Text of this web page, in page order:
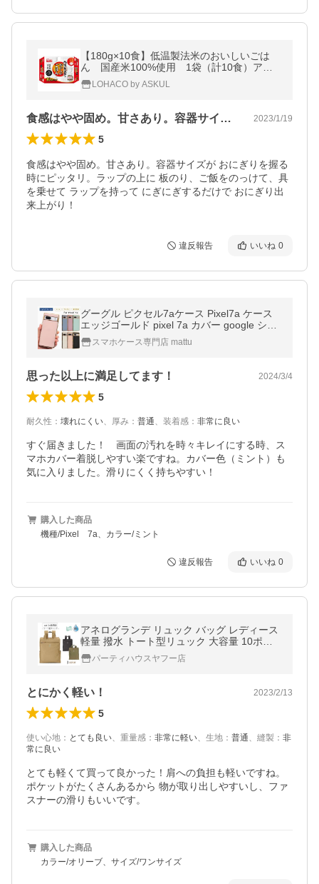
【180g×10食】低温製法米のおいしいごは
ん 国産米100%使用 1袋（計10食）アイ
リスフーズ パックご飯
LOHACO by ASKUL
食感はやや固め。甘さあり。容器サイズが… 2023/1/19
5
食感はやや固め。甘さあり。容器サイズが おにぎりを握る
時にピッタリ。ラップの上に 板のり、ご飯をのっけて、具
を乗せて ラップを持って にぎにぎするだけで おにぎり出
来上がり！
違反報告 いいね 0
グーグル ピクセル7aケース Pixel7a ケース
エッジゴールド pixel 7a カバー google シン
プル TPU ピクセル7a 5G おしゃれ 耐衝撃
スマホケース
スマホケース専門店 mattu
思った以上に満足してます！ 2024/3/4
5
耐久性 ： 壊れにくい、 厚み ： 普通、 装着感 ： 非常に良い
すぐ届きました！　画面の汚れを時々キレイにする時、ス
マホカバー着脱しやすい楽ですね。カバー色（ミント）も
購入した商品
機種/Pixel 7a、カラー/ミント
違反報告 いいね 0
アネログランデ リュック バッグ レディース
軽量 撥水 トート型リュック 大容量 10ポケ
ット おしゃれ マザーズ
パーティハウスヤフー店
とにかく軽い！ 2023/2/13
5
使い心地 ： とても良い、 重量感 ： 非常に軽い、 生地 ： 普通、 縫製 ： 非
常に良い
とても軽くて買って良かった！肩への負担も軽いですね。
ポケットがたくさんあるから 物が取り出しやすいし、ファ
スナーの滑りもいいです。
購入した商品
カラー/オリーブ、サイズ/ワンサイズ